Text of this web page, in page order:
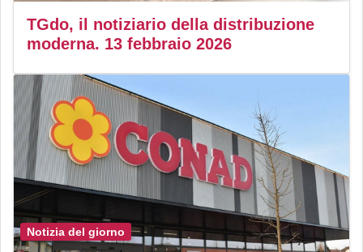
TGdo, il notiziario della distribuzione
moderna. 13 febbraio 2026
Notizia del giorno